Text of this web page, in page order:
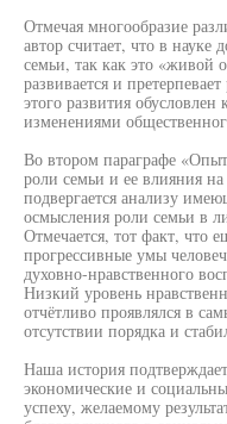
Отмечая многообразие
автор считает, что в науке
семьи, так как это «живой
развивается и
этого развития
изменениями
Во втором параграфе
роли семьи и ее влияния
подвергается анализу
осмысления роли семьи в
Отмечается, тот факт, что
прогрессивные умы
духовно-нравственного
Низкий уровень
отчётливо проявлялся в
отсутствии порядка и
Наша история
экономические и
успеху, желаемому